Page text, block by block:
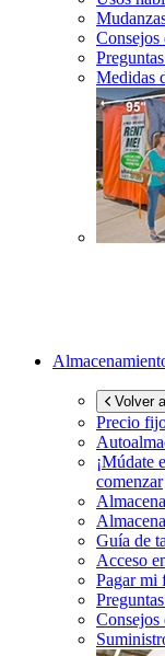
Consejos
Medidas
Volver
Precio
¡Múdate
comenzar
Guía de
Acceso
Pagar mi
Consejos